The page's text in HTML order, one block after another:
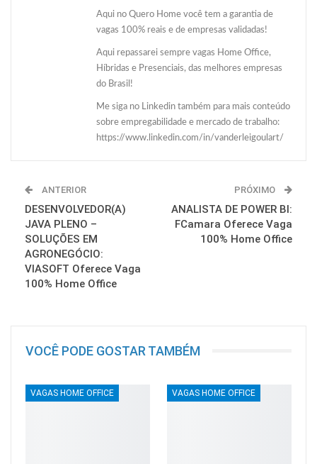
Aqui no Quero Home você tem a garantia de
vagas 100% reais e de empresas validadas!
Aqui repassarei sempre vagas Home Office,
Híbridas e Presenciais, das melhores empresas
do Brasil!
Me siga no Linkedin também para mais conteúdo
sobre empregabilidade e mercado de trabalho:
https://www.linkedin.com/in/vanderleigoulart/
ANTERIOR
DESENVOLVEDOR(A)
JAVA PLENO –
SOLUÇÕES EM
AGRONEGÓCIO:
VIASOFT Oferece Vaga
100% Home Office
PRÓXIMO
ANALISTA DE POWER BI:
FCamara Oferece Vaga
100% Home Office
VOCÊ PODE GOSTAR TAMBÉM
VAGAS HOME OFFICE VAGAS HOME OFFICE